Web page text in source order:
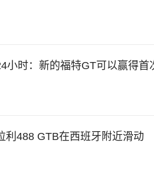
小时：新的福特GT可以赢得首
利488 GTB在西班牙附近滑动